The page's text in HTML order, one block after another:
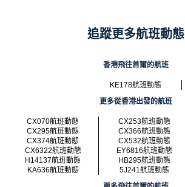
追蹤更多航班動態
香港飛往首爾的航班
KE178航班動態
更多從香港出發的航班
CX070航班動態
CX253航班動態
CX295航班動態
CX366航班動態
CX374航班動態
CX532航班動態
CX6322航班動態
EY6816航班動態
H14137航班動態
HB295航班動態
KA636航班動態
5J241航班動態